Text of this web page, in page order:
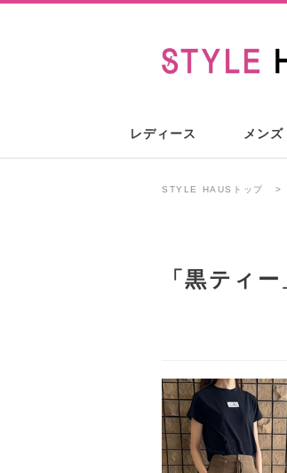
レディース メンズ
STYLE HAUSトップ
「黒ティー